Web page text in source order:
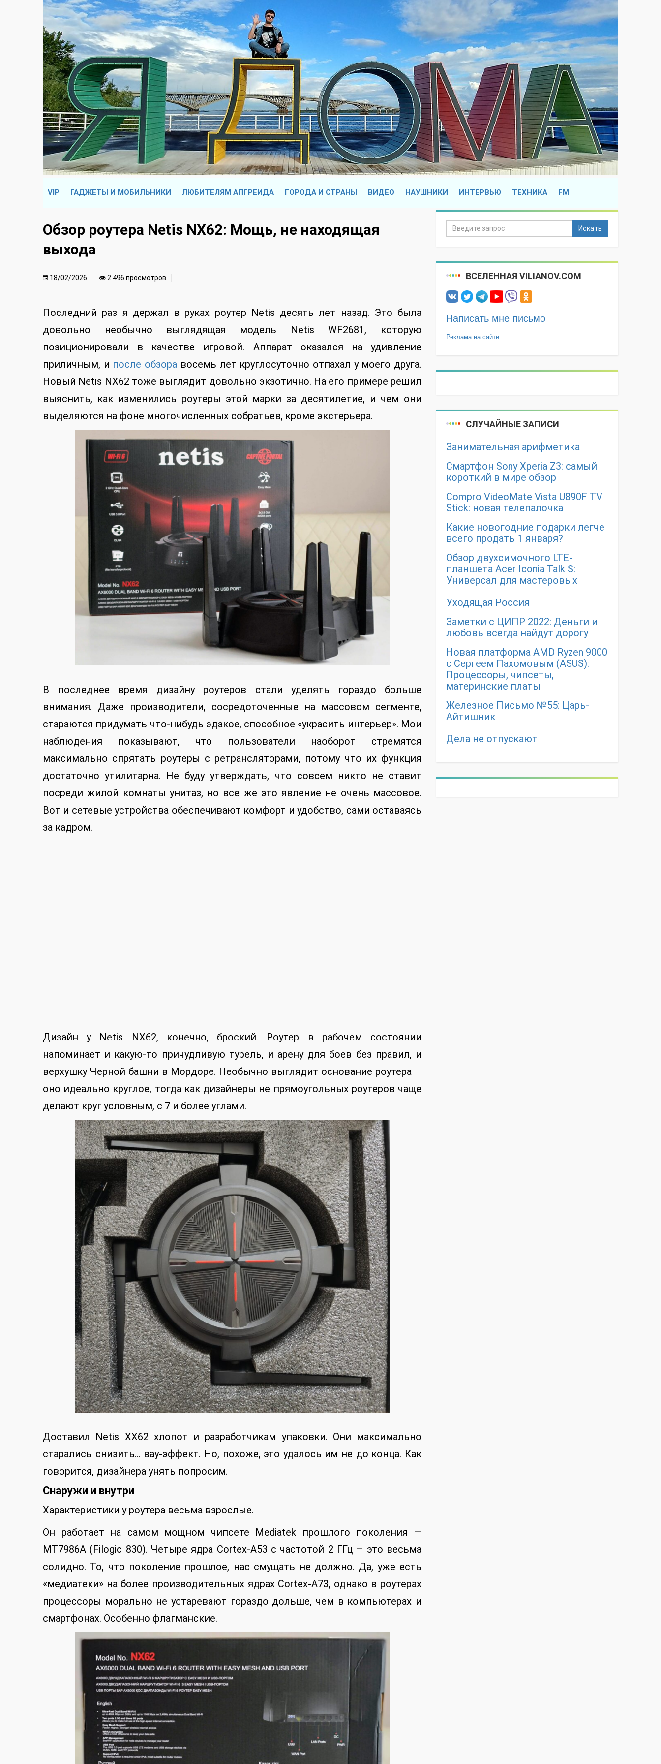
VIP ГАДЖЕТЫ И МОБИЛЬНИКИ ЛЮБИТЕЛЯМ АПГРЕЙДА ГОРОДА И СТРАНЫ ВИДЕО НАУШНИКИ ИНТЕРВЬЮ ТЕХНИКА FM
Обзор роутера Netis NX62: Мощь, не находящая
выхода
18/02/2026 👁 2 496 просмотров
Последний раз я держал в руках роутер Netis десять лет назад. Это была
довольно необычно выглядящая модель Netis WF2681, которую
позиционировали в качестве игровой. Аппарат оказался на удивление
приличным, и после обзора восемь лет круглосуточно отпахал у моего друга.
Новый Netis NX62 тоже выглядит довольно экзотично. На его примере решил
выяснить, как изменились роутеры этой марки за десятилетие, и чем они
выделяются на фоне многочисленных собратьев, кроме экстерьера.
В последнее время дизайну роутеров стали уделять гораздо больше
внимания. Даже производители, сосредоточенные на массовом сегменте,
стараются придумать что-нибудь эдакое, способное «украсить интерьер». Мои
наблюдения показывают, что пользователи наоборот стремятся
максимально спрятать роутеры с ретрансляторами, потому что их функция
достаточно утилитарна. Не буду утверждать, что совсем никто не ставит
посреди жилой комнаты унитаз, но все же это явление не очень массовое.
Вот и сетевые устройства обеспечивают комфорт и удобство, сами оставаясь
за кадром.
Дизайн у Netis NX62, конечно, броский. Роутер в рабочем состоянии
напоминает и какую-то причудливую турель, и арену для боев без правил, и
верхушку Черной башни в Мордоре. Необычно выглядит основание роутера –
оно идеально круглое, тогда как дизайнеры не прямоугольных роутеров чаще
делают круг условным, с 7 и более углами.
Доставил Netis XX62 хлопот и разработчикам упаковки. Они максимально
старались снизить… вау-эффект. Но, похоже, это удалось им не до конца. Как
говорится, дизайнера унять попросим.
Снаружи и внутри
Характеристики у роутера весьма взрослые.
Он работает на самом мощном чипсете Mediatek прошлого поколения —
MT7986A (Filogic 830). Четыре ядра Cortex-A53 с частотой 2 ГГц – это весьма
солидно. То, что поколение прошлое, нас смущать не должно. Да, уже есть
«медиатеки» на более производительных ядрах Cortex-A73, однако в роутерах
процессоры морально не устаревают гораздо дольше, чем в компьютерах и
смартфонах. Особенно флагманские.
Искать
ВСЕЛЕННАЯ VILIANOV.COM
Написать мне письмо
Реклама на сайте
СЛУЧАЙНЫЕ ЗАПИСИ
Занимательная арифметика
Смартфон Sony Xperia Z3: самый
короткий в мире обзор
Compro VideoMate Vista U890F TV
Stick: новая телепалочка
Какие новогодние подарки легче
всего продать 1 января?
Обзор двухсимочного LTE-
планшета Acer Iconia Talk S:
Универсал для мастеровых
Уходящая Россия
Заметки с ЦИПР 2022: Деньги и
любовь всегда найдут дорогу
Новая платформа AMD Ryzen 9000
с Сергеем Пахомовым (ASUS):
Процессоры, чипсеты,
материнские платы
Железное Письмо №55: Царь-
Айтишник
Дела не отпускают